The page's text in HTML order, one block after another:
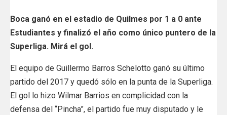
Boca ganó en el estadio de Quilmes por 1 a 0 ante
Estudiantes y finalizó el año como único puntero de la
Superliga. Mirá el gol.
El equipo de Guillermo Barros Schelotto ganó su último
partido del 2017 y quedó sólo en la punta de la Superliga.
El gol lo hizo Wilmar Barrios en complicidad con la
defensa del “Pincha”, el partido fue muy disputado y le